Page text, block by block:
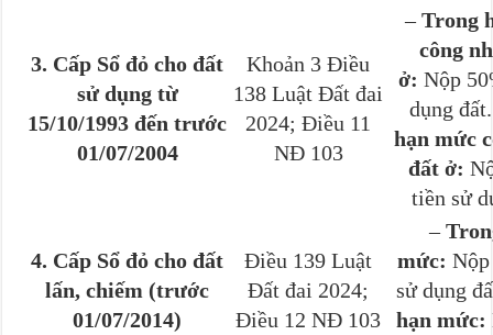
3. Cấp Sổ đỏ cho đất
sử dụng từ
15/10/1993 đến trước
01/07/2004
Khoản 3 Điều
138 Luật Đất đai
2024; Điều 11
NĐ 103
–Trong
công
ở: Nộp
dụng
hạn mức
đất ở:
tiền sử
4. Cấp Sổ đỏ cho đất
lấn, chiếm (trước
01/07/2014)
Điều 139 Luật
Đất đai 2024;
Điều 12 NĐ 103
–
mức:
sử dụng
hạn mức: